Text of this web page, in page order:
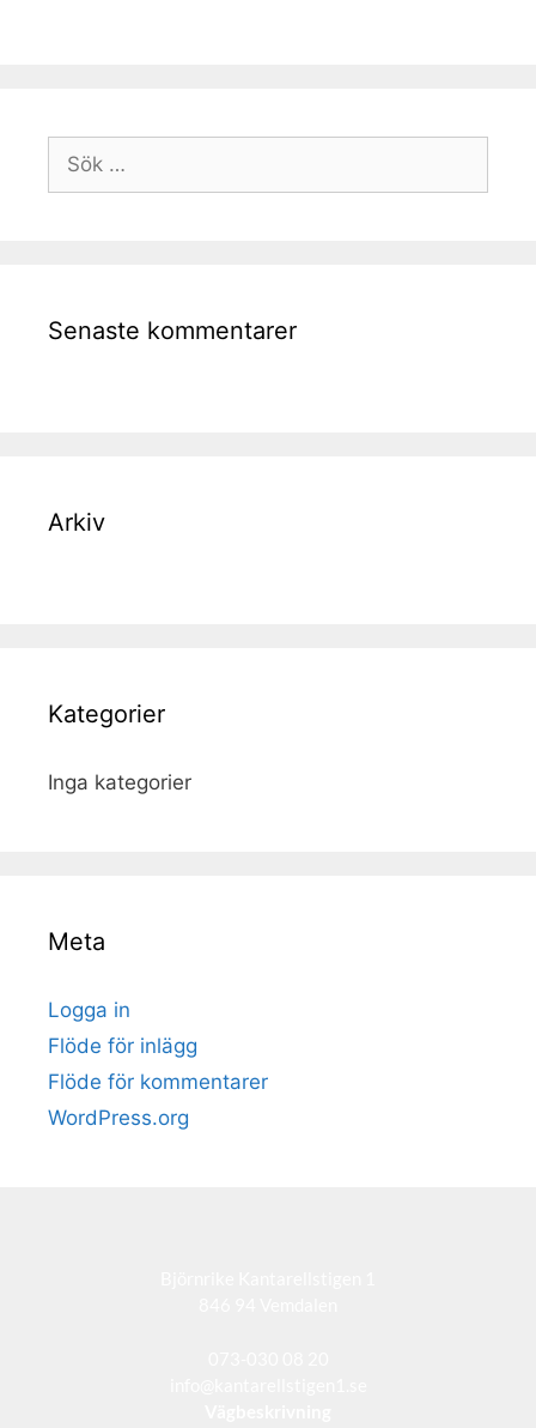
Senaste kommentarer
Arkiv
Kategorier
Inga kategorier
Meta
Logga in
Flöde för inlägg
Flöde för kommentarer
WordPress.org